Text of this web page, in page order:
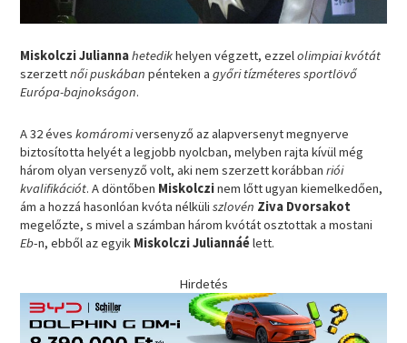
Miskolczi Juliannahetedikhelyen végzett, ezzelolimpiai kvótát
szerzettnői puskában pénteken agyőri tízméteres sportlövő
Európa-bajnokságon.
A 32 éveskomáromiversenyző az alapversenyt megnyerve
biztosította helyét a legjobb nyolcban, melyben rajta kívül még
három olyan versenyző volt, aki nem szerzett korábbanriói
kvalifikációt. A döntőben Miskolczinem lőtt ugyan kiemelkedően,
ám a hozzá hasonlóan kvóta nélküli szlovén Ziva Dvorsakot
megelőzte, s mivel a számban három kvótát osztottak a mostani
Eb-n, ebből az egyik Miskolczi Juliannáélett.
Hirdetés